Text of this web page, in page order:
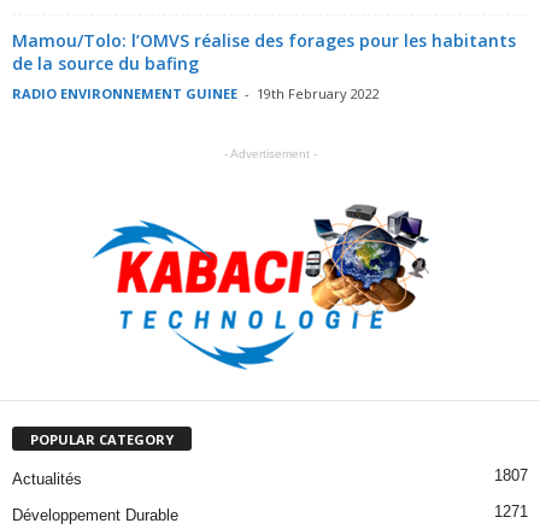
Mamou/Tolo: l’OMVS réalise des forages pour les habitants
de la source du bafing
RADIO ENVIRONNEMENT GUINEE - 19th February 2022
- Advertisement -
POPULAR CATEGORY
Actualités 1807
Développement Durable 1271